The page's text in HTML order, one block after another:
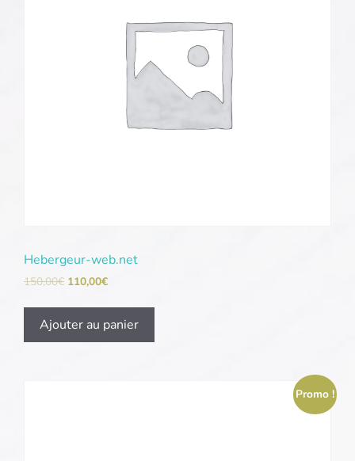
Hebergeur-web.net
150,00€ 110,00€
Ajouter au panier
Promo !